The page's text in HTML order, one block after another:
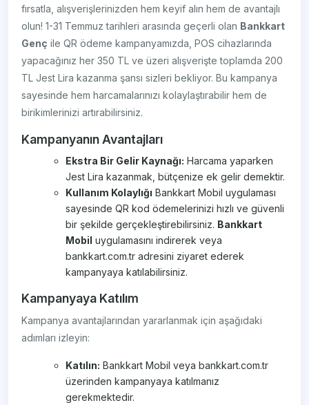
fırsatla, alışverişlerinizden hem keyif alın hem de avantajlı
olun! 1-31 Temmuz tarihleri arasında geçerli olan Bankkart
Genç ile QR ödeme kampanyamızda, POS cihazlarında
yapacağınız her 350 TL ve üzeri alışverişte toplamda 200
TL Jest Lira kazanma şansı sizleri bekliyor. Bu kampanya
sayesinde hem harcamalarınızı kolaylaştırabilir hem de
birikimlerinizi artırabilirsiniz.
Kampanyanın Avantajları
Ekstra Bir Gelir Kaynağı: Harcama yaparken
Jest Lira kazanmak, bütçenize ek gelir demektir.
Kullanım Kolaylığı Bankkart Mobil uygulaması
sayesinde QR kod ödemelerinizi hızlı ve güvenli
bir şekilde gerçekleştirebilirsiniz. Bankkart
Mobil uygulamasını indirerek veya
bankkart.com.tr adresini ziyaret ederek
kampanyaya katılabilirsiniz.
Kampanyaya Katılım
Kampanya avantajlarından yararlanmak için aşağıdaki
adımları izleyin:
Katılın: Bankkart Mobil veya bankkart.com.tr
üzerinden kampanyaya katılmanız
gerekmektedir.